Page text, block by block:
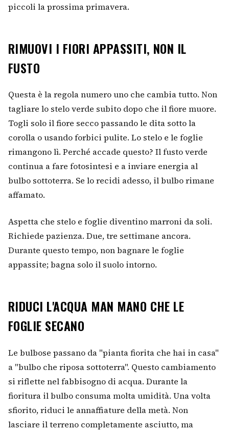
piccoli la prossima primavera.
RIMUOVI I FIORI APPASSITI, NON IL
FUSTO
Questa è la regola numero uno che cambia tutto. Non
tagliare lo stelo verde subito dopo che il fiore muore.
Togli solo il fiore secco passando le dita sotto la
corolla o usando forbici pulite. Lo stelo e le foglie
rimangono lì. Perché accade questo? Il fusto verde
continua a fare fotosintesi e a inviare energia al
bulbo sottoterra. Se lo recidi adesso, il bulbo rimane
affamato.
Aspetta che stelo e foglie diventino marroni da soli.
Richiede pazienza. Due, tre settimane ancora.
Durante questo tempo, non bagnare le foglie
appassite; bagna solo il suolo intorno.
RIDUCI L'ACQUA MAN MANO CHE LE
FOGLIE SECANO
Le bulbose passano da "pianta fiorita che hai in casa"
a "bulbo che riposa sottoterra". Questo cambiamento
si riflette nel fabbisogno di acqua. Durante la
fioritura il bulbo consuma molta umidità. Una volta
sfiorito, riduci le annaffiature della metà. Non
lasciare il terreno completamente asciutto, ma